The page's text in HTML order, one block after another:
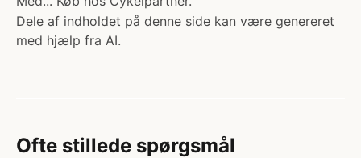
Dele af indholdet på denne side kan være genereret
med hjælp fra AI.
Ofte stillede spørgsmål